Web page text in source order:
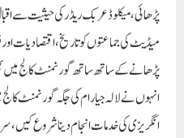
پڑھائی ، میکلوڈ عربک ریڈر کی حیثیت سے
میڈیٹ کی جماعتوں کو تاریخ ، اقتصادیات
انہوں نے لالہ جیا رام کی جگہ گورنمنٹ
انگریزی کی خدمات انجام دینا شروع کیں ،